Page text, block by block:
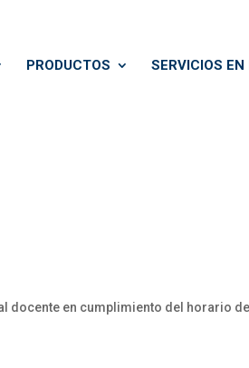
PRODUCTOS SERVICIOS
docente en cumplimiento del horario